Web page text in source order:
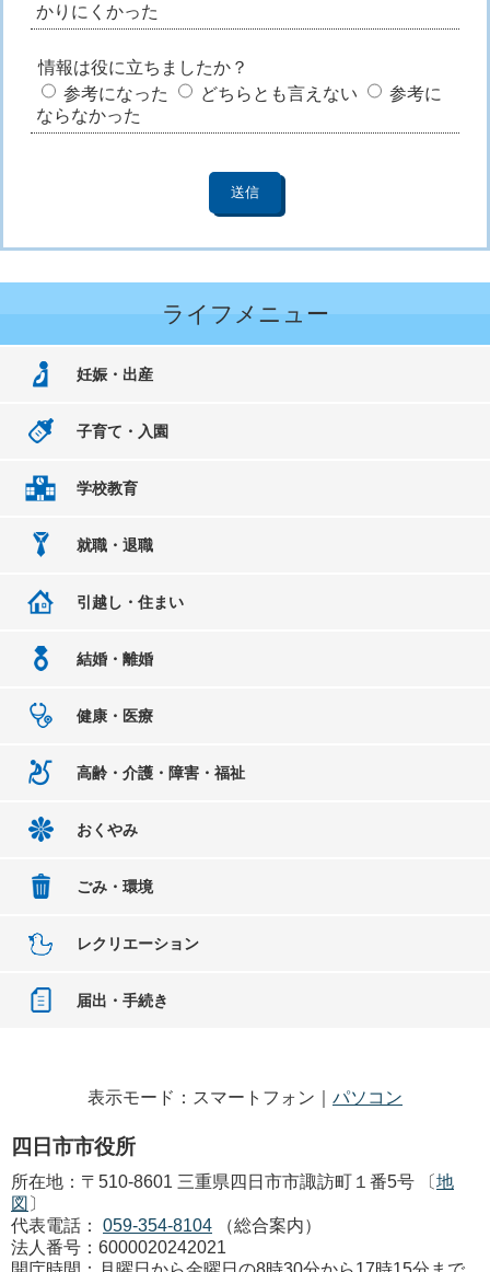
かりにくかった
情報は役に立ちましたか？
参考になった
どちらとも言えない
参考に
ならなかった
ライフメニュー
妊娠・出産
子育て・入園
学校教育
就職・退職
引越し・住まい
結婚・離婚
健康・医療
高齢・介護・障害・福祉
おくやみ
ごみ・環境
レクリエーション
届出・手続き
表示モード：スマートフォン｜ パソコン
四日市市役所
所在地：〒510-8601 三重県四日市市諏訪町１番5号 〔地
図 〕
代表電話：
059-354-8104
（総合案内）
法人番号：6000020242021